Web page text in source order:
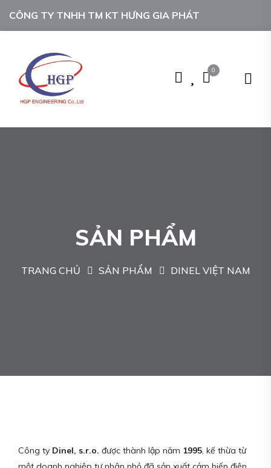
CÔNG TY TNHH TM KT HƯNG GIA PHÁT
0
SẢN PHẨM
TRANG CHỦ SẢN PHẨM DINEL VIỆT NAM
Công ty Dinel, s.r.o. được thành lập năm 1995, kế thừa từ